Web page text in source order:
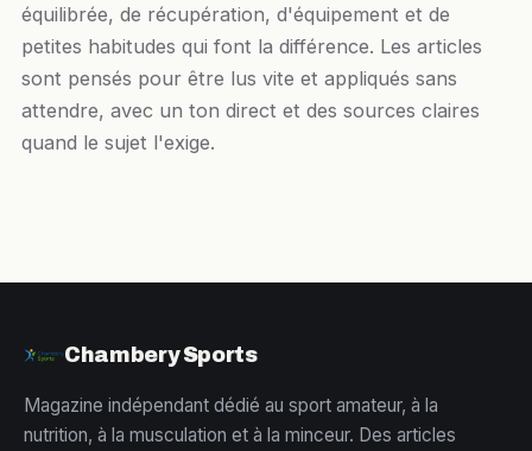
équilibrée, de récupération, d'équipement et de
petites habitudes qui font la différence. Les articles
sont pensés pour être lus vite et appliqués sans
attendre, avec un ton direct et des sources claires
quand le sujet l'exige.
Chambery Sports
Magazine indépendant dédié au sport amateur, à la
nutrition, à la musculation et à la minceur. Des articles